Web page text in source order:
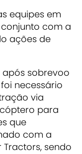
equipes em
com a
ações de
sobrevoo
necessário
via
para
que
com a
sendo